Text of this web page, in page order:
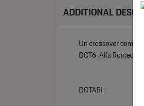
ADDITIONAL
Un crossover
DCT6. Alfa Romeo
DOTARI :